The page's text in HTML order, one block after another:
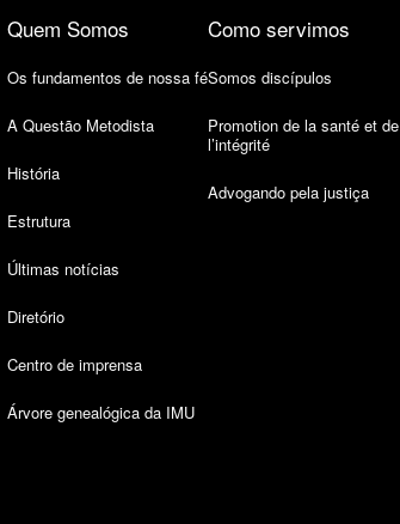
Quem Somos
Os fundamentos de nossa fé
A Questão Metodista
História
Estrutura
Últimas notícias
Diretório
Centro de imprensa
Árvore genealógica da IMU
Como servimos
Somos discípulos
Promotion de la santé et de
l’intégrité
Advogando pela justiça